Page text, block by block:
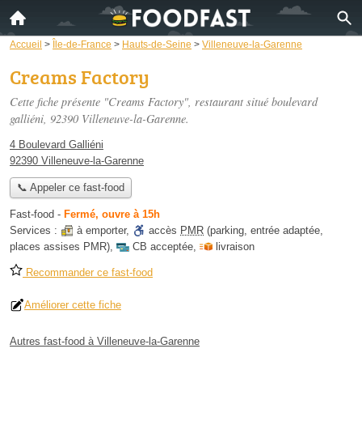
Accueil > Île-de-France > Hauts-de-Seine > Villeneuve-la-Garenne
Creams Factory
Cette fiche présente "Creams Factory", restaurant situé boulevard
galliéni, 92390 Villeneuve-la-Garenne.
4 Boulevard Galliéni
92390 Villeneuve-la-Garenne
📞 Appeler ce fast-food
Fast-food - Fermé, ouvre à 15h
Services :
à emporter, accès PMR (parking, entrée adaptée,
places assises PMR), CB acceptée, livraison
Recommander ce fast-food
Améliorer cette fiche
Autres fast-food à Villeneuve-la-Garenne